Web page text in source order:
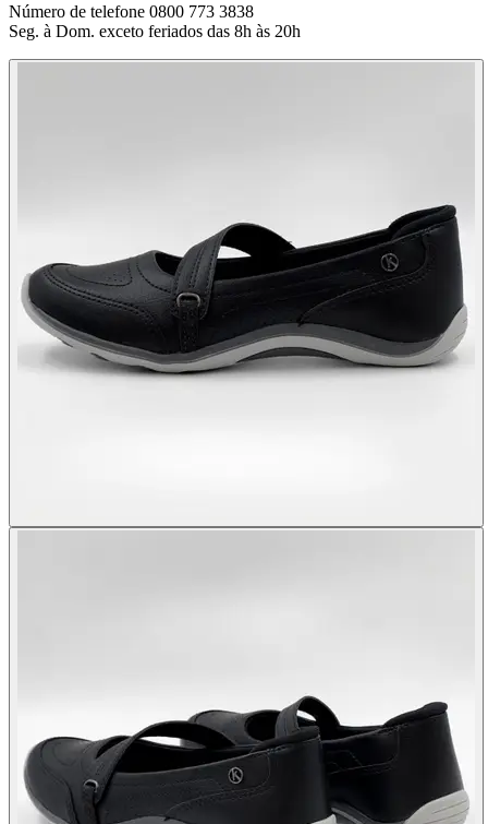
Número de telefone 0800 773 3838
Seg. à Dom. exceto feriados das 8h às 20h